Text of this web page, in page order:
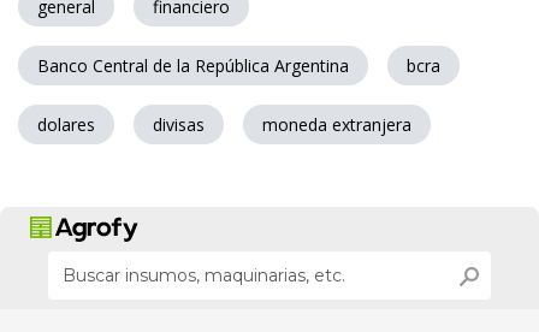
general financiero
Banco Central de la República Argentina bcra
dolares divisas moneda extranjera